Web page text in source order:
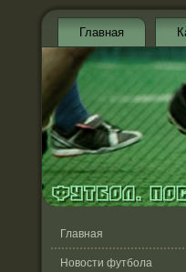
Главная
Главная
Новости футбола